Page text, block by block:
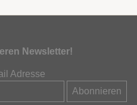
Newsletter!
Adresse